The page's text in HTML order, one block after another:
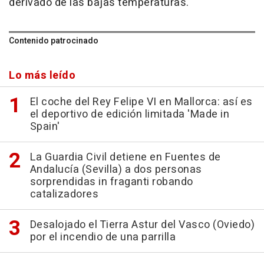
Contenido patrocinado
Lo más leído
El coche del Rey Felipe VI en Mallorca: así es
el deportivo de edición limitada 'Made in
Spain'
La Guardia Civil detiene en Fuentes de
Andalucía (Sevilla) a dos personas
sorprendidas in fraganti robando
catalizadores
Desalojado el Tierra Astur del Vasco (Oviedo)
por el incendio de una parrilla